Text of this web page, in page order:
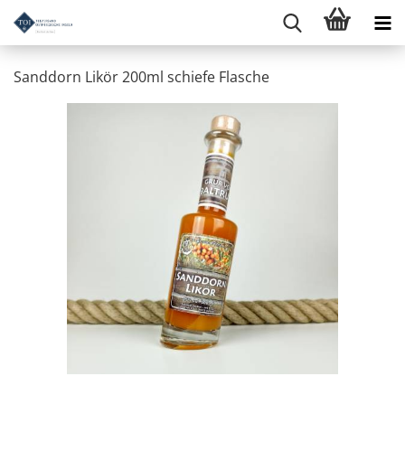
Sanddorn Likör 200ml schiefe Flasche